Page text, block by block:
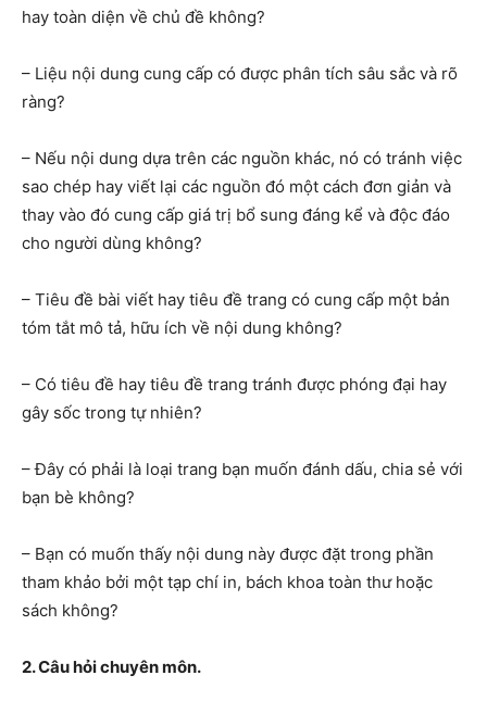
hay toàn diện về chủ đề không?
– Liệu nội dung cung cấp có được phân tích sâu sắc và rõ
ràng?
– Nếu nội dung dựa trên các nguồn khác, nó có tránh việc
sao chép hay viết lại các nguồn đó một cách đơn giản và
thay vào đó cung cấp giá trị bổ sung đáng kể và độc đáo
cho người dùng không?
– Tiêu đề bài viết hay tiêu đề trang có cung cấp một bản
tóm tắt mô tả, hữu ích về nội dung không?
– Có tiêu đề hay tiêu đề trang tránh được phóng đại hay
gây sốc trong tự nhiên?
– Đây có phải là loại trang bạn muốn đánh dấu, chia sẻ với
bạn bè không?
– Bạn có muốn thấy nội dung này được đặt trong phần
tham khảo bởi một tạp chí in, bách khoa toàn thư hoặc
sách không?
2. Câu hỏi chuyên môn.